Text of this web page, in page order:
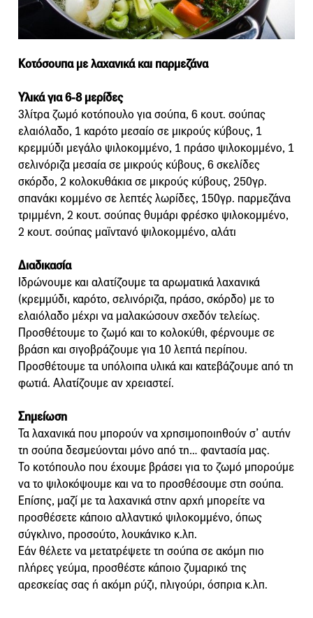
Κοτόσουπα με λαχανικά και παρμεζάνα
Υλικά για 6-8 μερίδες
3λίτρα ζωμό κοτόπουλο για σούπα, 6 κουτ. σούπας
ελαιόλαδο, 1 καρότο μεσαίο σε μικρούς κύβους, 1
κρεμμύδι μεγάλο ψιλοκομμένο, 1 πράσο ψιλοκομμένο, 1
σελινόριζα μεσαία σε μικρούς κύβους, 6 σκελίδες
σκόρδο, 2 κολοκυθάκια σε μικρούς κύβους, 250γρ.
σπανάκι κομμένο σε λεπτές λωρίδες, 150γρ. παρμεζάνα
τριμμένη, 2 κουτ. σούπας θυμάρι φρέσκο ψιλοκομμένο,
2 κουτ. σούπας μαϊντανό ψιλοκομμένο, αλάτι
Διαδικασία
Ιδρώνουμε και αλατίζουμε τα αρωματικά λαχανικά
(κρεμμύδι, καρότο, σελινόριζα, πράσο, σκόρδο) με το
ελαιόλαδο μέχρι να μαλακώσουν σχεδόν τελείως.
Προσθέτουμε το ζωμό και το κολοκύθι, φέρνουμε σε
βράση και σιγοβράζουμε για 10 λεπτά περίπου.
Προσθέτουμε τα υπόλοιπα υλικά και κατεβάζουμε από τη
φωτιά. Αλατίζουμε αν χρειαστεί.
Σημείωση
Τα λαχανικά που μπορούν να χρησιμοποιηθούν σ’ αυτήν
τη σούπα δεσμεύονται μόνο από τη… φαντασία μας.
Το κοτόπουλο που έχουμε βράσει για το ζωμό μπορούμε
να το ψιλοκόψουμε και να το προσθέσουμε στη σούπα.
Επίσης, μαζί με τα λαχανικά στην αρχή μπορείτε να
προσθέσετε κάποιο αλλαντικό ψιλοκομμένο, όπως
σύγκλινο, προσούτο, λουκάνικο κ.λπ.
Εάν θέλετε να μετατρέψετε τη σούπα σε ακόμη πιο
πλήρες γεύμα, προσθέστε κάποιο ζυμαρικό της
αρεσκείας σας ή ακόμη ρύζι, πλιγούρι, όσπρια κ.λπ.